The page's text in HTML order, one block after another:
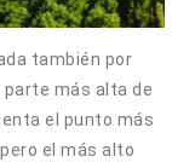
también por
parte más alta de
el punto más
el más alto